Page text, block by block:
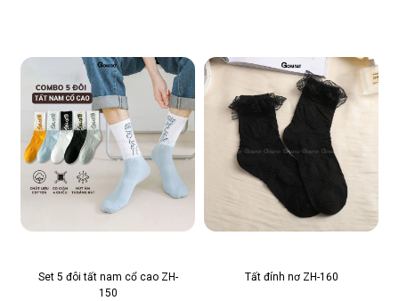
Set 5 đôi tất nam cổ cao ZH-
150
Tất đính nơ ZH-160